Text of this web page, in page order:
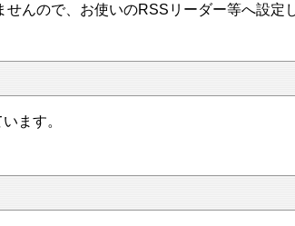
んので、お使いのRSSリーダー等へ設定
ます。